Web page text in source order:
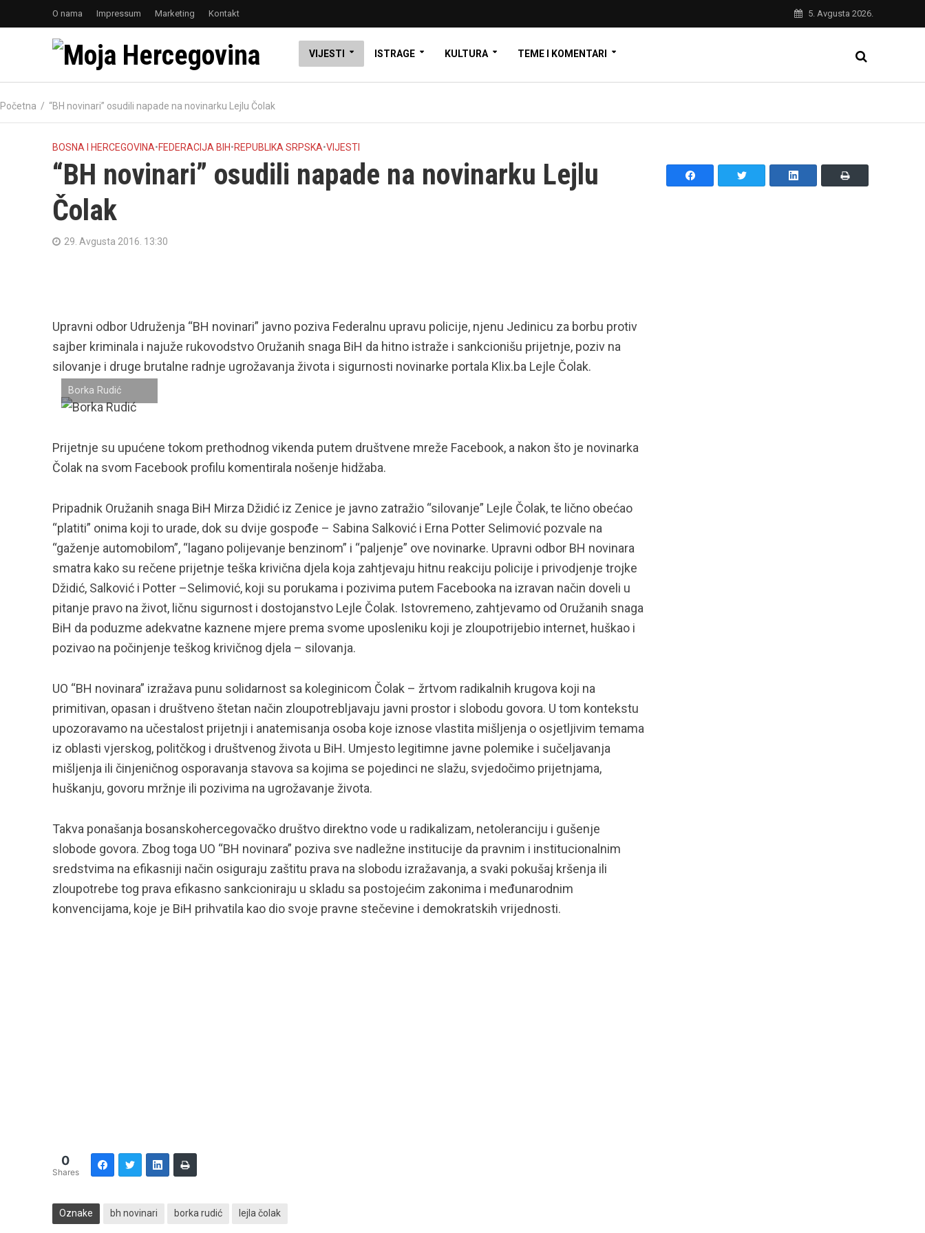
O nama Impressum Marketing Kontakt 5. Avgusta 2026.
VIJESTI ISTRAGE KULTURA TEME I KOMENTARI
Početna / “BH novinari” osudili napade na novinarku Lejlu Čolak
BOSNA I HERCEGOVINA•FEDERACIJA BIH•REPUBLIKA SRPSKA•VIJESTI
“BH novinari” osudili napade na novinarku Lejlu
Čolak
29. Avgusta 2016. 13:30
Upravni odbor Udruženja “BH novinari” javno poziva Federalnu upravu policije, njenu Jedinicu za borbu protiv
sajber kriminala i najuže rukovodstvo Oružanih snaga BiH da hitno istraže i sankcionišu prijetnje, poziv na
silovanje i druge brutalne radnje ugrožavanja života i sigurnosti novinarke portala Klix.ba Lejle Čolak.
Borka Rudić
Prijetnje su upućene tokom prethodnog vikenda putem društvene mreže Facebook, a nakon što je novinarka
Čolak na svom Facebook profilu komentirala nošenje hidžaba.
Pripadnik Oružanih snaga BiH Mirza Džidić iz Zenice je javno zatražio “silovanje” Lejle Čolak, te lično obećao
“platiti” onima koji to urade, dok su dvije gospođe – Sabina Salković i Erna Potter Selimović pozvale na
“gaženje automobilom”, “lagano polijevanje benzinom” i “paljenje” ove novinarke. Upravni odbor BH novinara
smatra kako su rečene prijetnje teška krivična djela koja zahtjevaju hitnu reakciju policije i privodjenje trojke
Džidić, Salković i Potter –Selimović, koji su porukama i pozivima putem Facebooka na izravan način doveli u
pitanje pravo na život, ličnu sigurnost i dostojanstvo Lejle Čolak. Istovremeno, zahtjevamo od Oružanih snaga
BiH da poduzme adekvatne kaznene mjere prema svome uposleniku koji je zloupotrijebio internet, huškao i
pozivao na počinjenje teškog krivičnog djela – silovanja.
UO “BH novinara” izražava punu solidarnost sa koleginicom Čolak – žrtvom radikalnih krugova koji na
primitivan, opasan i društveno štetan način zloupotrebljavaju javni prostor i slobodu govora. U tom kontekstu
upozoravamo na učestalost prijetnji i anatemisanja osoba koje iznose vlastita mišljenja o osjetljivim temama
iz oblasti vjerskog, politčkog i društvenog života u BiH. Umjesto legitimne javne polemike i sučeljavanja
mišljenja ili činjeničnog osporavanja stavova sa kojima se pojedinci ne slažu, svjedočimo prijetnjama,
huškanju, govoru mržnje ili pozivima na ugrožavanje života.
Takva ponašanja bosanskohercegovačko društvo direktno vode u radikalizam, netoleranciju i gušenje
slobode govora. Zbog toga UO “BH novinara” poziva sve nadležne institucije da pravnim i institucionalnim
sredstvima na efikasniji način osiguraju zaštitu prava na slobodu izražavanja, a svaki pokušaj kršenja ili
zloupotrebe tog prava efikasno sankcioniraju u skladu sa postojećim zakonima i međunarodnim
konvencijama, koje je BiH prihvatila kao dio svoje pravne stečevine i demokratskih vrijednosti.
0
Shares
Oznake bh novinari borka rudić lejla čolak